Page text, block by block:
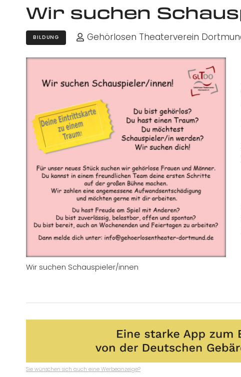
Wir suchen
BILDUNG Gehörlosen Theaterverein
Wir suchen Schauspieler/innen
Sie wünschen sich auch eine Werbeanzeige?